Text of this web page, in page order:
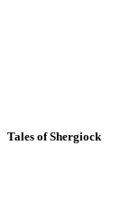
Tales of Shergiock